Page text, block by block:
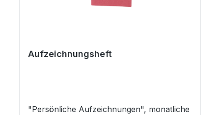
Aufzeichnungsheft
"Persönliche Aufzeichnungen", monatliche